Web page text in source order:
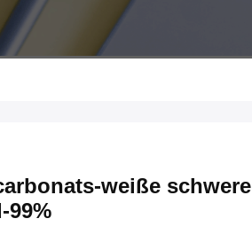
weiße schwere
99%